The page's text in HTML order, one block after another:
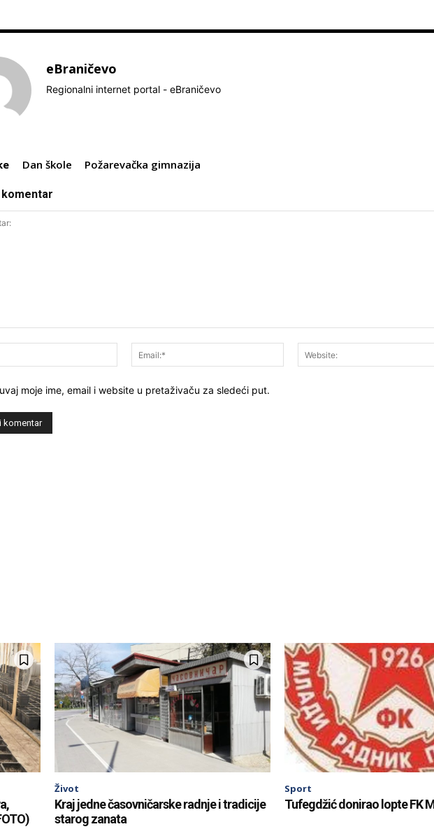
eBraničevo
Regionalni internet portal - eBraničevo
Dan škole Požarevačka gimnazija
Ime:*
Email:*
moje ime, email i website u pretaživaču za sledeći put.
Život
Kraj jedne časovničarske radnje i tradicije
starog zanata
Sport
Tufegdžić donirao lopte FK